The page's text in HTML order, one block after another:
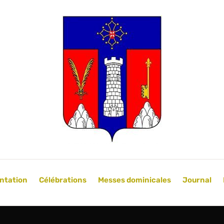
Célébrations Messes dominicales Journal